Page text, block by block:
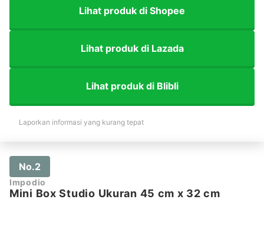
Lihat produk di Shopee
Lihat produk di Lazada
Lihat produk di Blibli
Laporkan informasi yang kurang tepat
No.2
Impodio
Mini Box Studio Ukuran 45 cm x 32 cm